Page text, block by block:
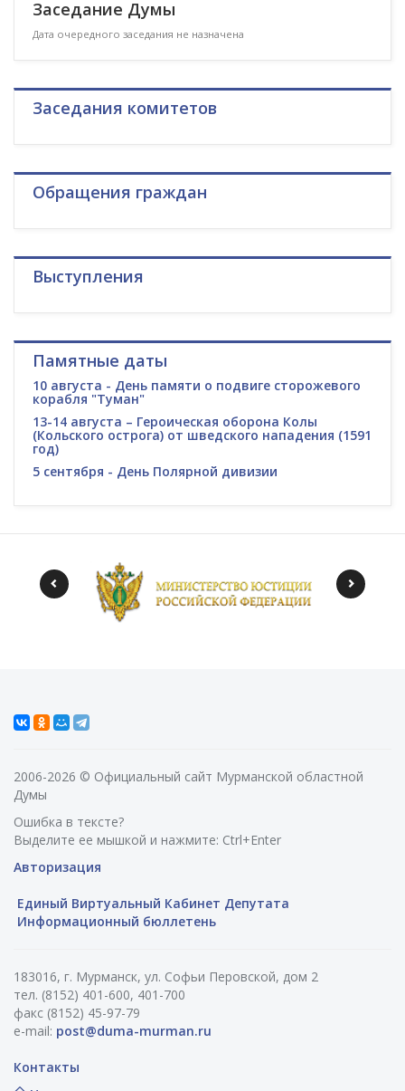
Заседание Думы
Дата очередного заседания не назначена
Заседания комитетов
Обращения граждан
Выступления
Памятные даты
10 августа - День памяти о подвиге сторожевого
корабля "Туман"
13-14 августа – Героическая оборона Колы
(Кольского острога) от шведского нападения (1591
год)
5 сентября - День Полярной дивизии
2006-2026 © Официальный сайт Мурманской областной
Думы
Ошибка в тексте?
Выделите ее мышкой и нажмите: Ctrl+Enter
Авторизация
Единый Виртуальный Кабинет Депутата
Информационный бюллетень
183016, г. Мурманск, ул. Софьи Перовской, дом 2
тел. (8152) 401-600, 401-700
факс (8152) 45-97-79
e-mail: post@duma-murman.ru
Контакты